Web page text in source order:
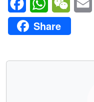
Share